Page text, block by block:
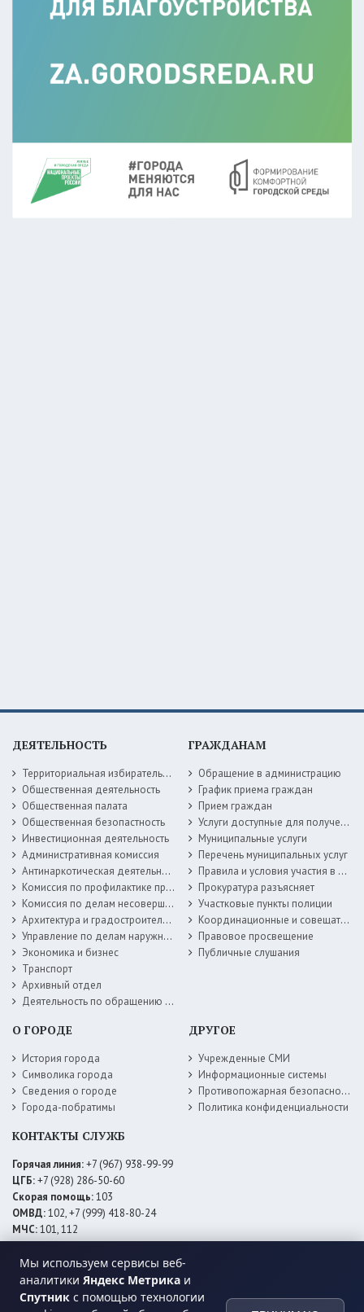
Мы используем сервисы веб-
аналитики Яндекс Метрика и
Спутник с помощью технологии
ДЕЯТЕЛЬНОСТЬ
Территориальная избирательная комиссия
Общественная деятельность
Общественная палата
Общественная безопастность
Инвестиционная деятельность
Административная комиссия
Антинаркотическая деятельность
Комиссия по профилактике правонарушений
Комиссия по делам несовершеннолетних
Архитектура и градостроительство
Управление по делам наружной рекламы
Экономика и бизнес
Транспорт
Архивный отдел
Деятельность по обращению с животными без владельцев
ГРАЖДАНАМ
Обращение в администрацию
График приема граждан
Прием граждан
Услуги доступные для получения в электронной форме
Муниципальные услуги
Перечень муниципальных услуг
Правила и условия участия в жилищных программах
Прокуратура разъясняет
Участковые пункты полиции
Координационные и совещательные органы
Правовое просвещение
Публичные слушания
О ГОРОДЕ
История города
Символика города
Сведения о городе
Города-побратимы
ДРУГОЕ
Учрежденные СМИ
Информационные системы
Противопожарная безопасность
Политика конфиденциальности
КОНТАКТЫ СЛУЖБ
Горячая линия:+7 (967) 938-99-99
ЦГБ:+7 (928) 286-50-60
Скорая помощь:103
ОМВД:102, +7 (999) 418-80-24
МЧС:101, 112
ЕДДС:+7 (928) 576-09-83
Электросети:+7 (800) 220-02-20
Даггаз:+7 (928) 980-64-04
Горводоснаб: +7 (928) 559-59-74